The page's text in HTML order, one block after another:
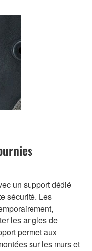
un support dédié
sécurité. Les
les angles de
permet aux
sur les murs et